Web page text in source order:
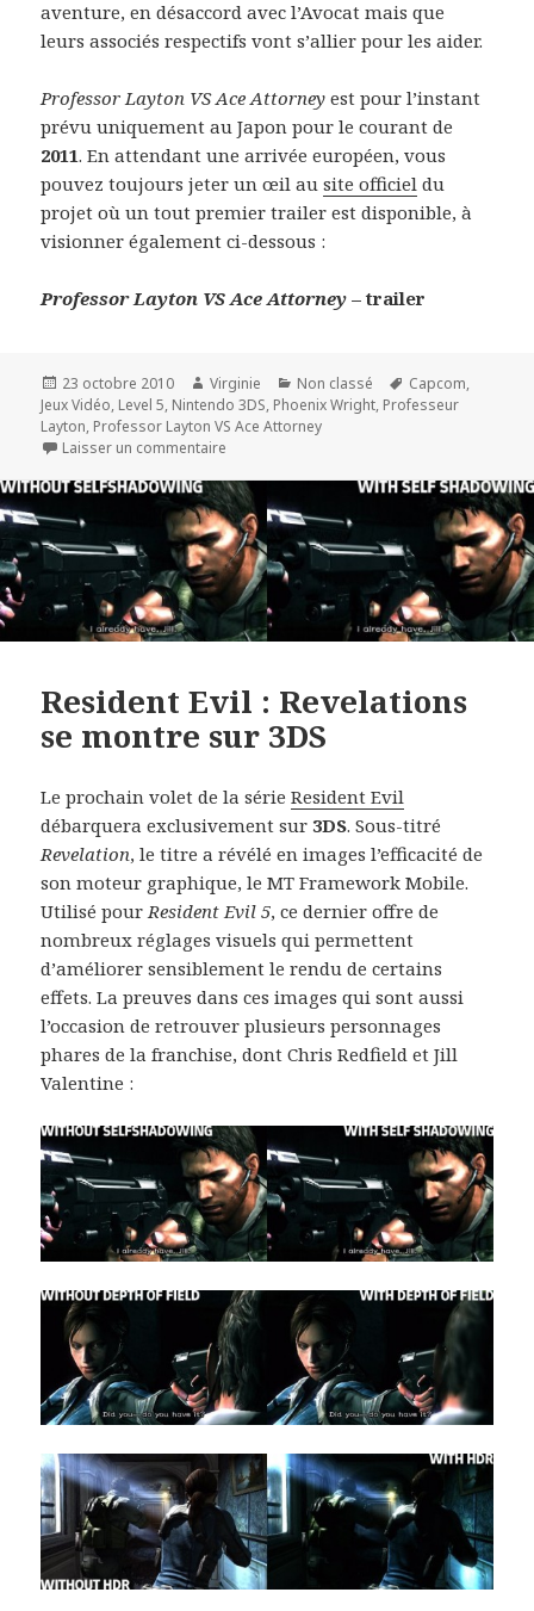
aventure, en désaccord avec l’Avocat mais que
leurs associés respectifs vont s’allier pour les aider.
Professor Layton VS Ace Attorney est pour l’instant
prévu uniquement au Japon pour le courant de
2011. En attendant une arrivée européen, vous
pouvez toujours jeter un œil ausite officiel du
projet où un tout premier trailer est disponible, à
visionner également ci-dessous :
Professor Layton VS Ace Attorney – trailer
Publié
le
23 octobre 2010 Auteur
Virginie Catégories
Non classé
Mots-
clés
Capcom,
Jeux Vidéo, Level 5, Nintendo 3DS, Phoenix Wright, Professeur
Layton, Professor Layton VS Ace Attorney
Laisser un commentaire
Resident Evil : Revelations
se montre sur 3DS
Le prochain volet de la sérieResident Evil
débarquera exclusivement sur 3DS. Sous-titré
Revelation, le titre a révélé en images l’efficacité de
son moteur graphique, le MT Framework Mobile.
Utilisé pour Resident Evil 5, ce dernier offre de
nombreux réglages visuels qui permettent
d’améliorer sensiblement le rendu de certains
effets. La preuves dans ces images qui sont aussi
l’occasion de retrouver plusieurs personnages
phares de la franchise, dont Chris Redfield et Jill
Valentine :